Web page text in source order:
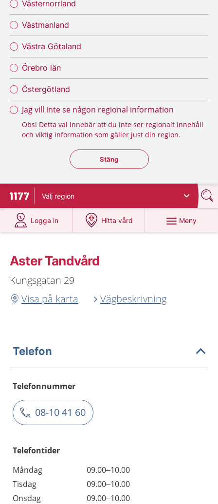
Västernorrland
Västmanland
Västra Götaland
Örebro län
Östergötland
Jag vill inte se någon regional information
Obs! Detta val innebär att du inte ser regionalt innehåll
och viktig information som gäller just din region.
Stäng regionsväljaren
Stäng
Till startsidan för 1177
Välj region
Logga in
på 1177.se
Hitta vård
på 1177.se
Meny
Aster Tandvård
Kungsgatan 29
Visa på karta
Vägbeskrivning
Telefon
Telefonnummer
08-10 41 60
Telefontider
Måndag
09.00–10.00
Tisdag
09.00–10.00
Onsdag
09.00–10.00